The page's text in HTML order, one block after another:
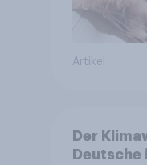
Artikel
Der
Deutsche